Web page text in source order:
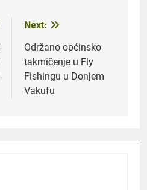
Next:
Održano općinsko
takmičenje u Fly
Fishingu u Donjem
Vakufu